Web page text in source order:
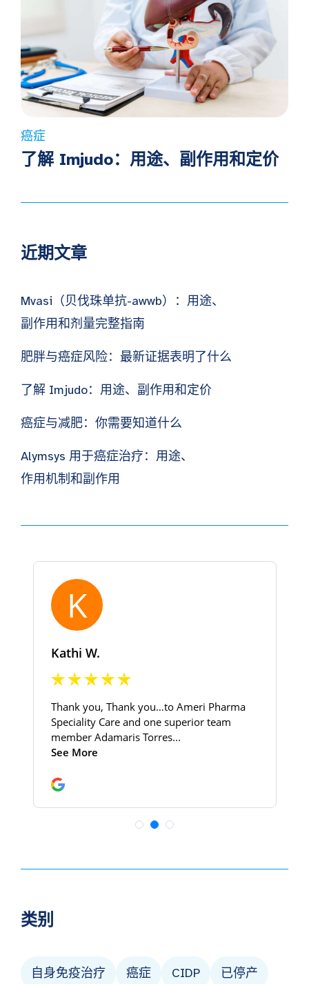
癌症
了解 Imjudo：用途、副作用和定价
近期文章
Mvasi（贝伐珠单抗-awwb）：用途、
副作用和剂量完整指南
肥胖与癌症风险：最新证据表明了什么
了解 Imjudo：用途、副作用和定价
癌症与减肥：你需要知道什么
Alymsys 用于癌症治疗：用途、
作用机制和副作用
类别
自身免疫治疗 癌症 CIDP 已停产